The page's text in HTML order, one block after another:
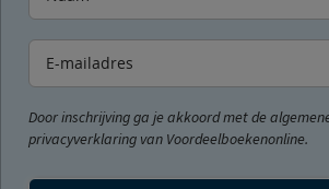
Door inschrijving ga je akkoord met de
privacyverklaring van Voordeelboekenonline.